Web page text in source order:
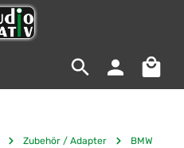
Zubehör / Adapter
BMW